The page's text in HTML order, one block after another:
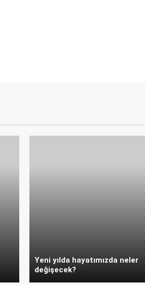
Yeni yılda hayatımızda neler
değişecek?